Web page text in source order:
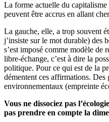
La forme actuelle du
peuvent être accrus en allant
La gauche, elle, a trop souvent
j’insiste sur le mot durable) des
s’est imposé comme modèle de
libre-échange, c’est à dire la
politique. Pour ce qui est de la
démentent ces affirmations. Des
environnementaux (empreinte
Vous ne dissociez pas
pas prendre en compte la